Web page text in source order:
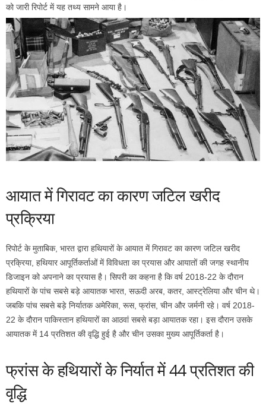
को जारी रिपोर्ट में यह तथ्य सामने आया है।
आयात में गिरावट का कारण जटिल खरीद
प्रक्रिया
रिपोर्ट के मुताबिक, भारत द्वारा हथियारों के आयात में गिरावट का कारण जटिल खरीद
प्रक्रिया, हथियार आपूर्तिकर्ताओं में विविधता का प्रयास और आयातों की जगह स्थानीय
डिजाइन को अपनाने का प्रयास है। सिपरी का कहना है कि वर्ष 2018-22 के दौरान
हथियारों के पांच सबसे बड़े आयातक भारत, सऊदी अरब, कतर, आस्ट्रेलिया और चीन थे।
जबकि पांच सबसे बड़े निर्यातक अमेरिका, रूस, फ्रांस, चीन और जर्मनी रहे। वर्ष 2018-
22 के दौरान पाकिस्तान हथियारों का आठवां सबसे बड़ा आयातक रहा। इस दौरान उसके
आयातक में 14 प्रतिशत की वृद्धि हुई है और चीन उसका मुख्य आपूर्तिकर्ता है।
फ्रांस के हथियारों के निर्यात में 44 प्रतिशत की
वृद्धि